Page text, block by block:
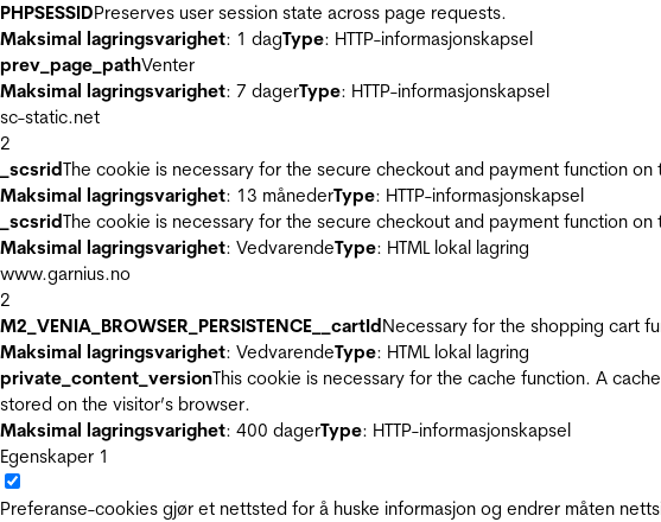
PHPSESSIDPreserves user session state across page requests.
Maksimal lagringsvarighet: 1 dagType: HTTP-informasjonskapsel
prev_page_pathVenter
Maksimal lagringsvarighet: 7 dagerType: HTTP-informasjonskapsel
sc-static.net
2
_scsridThe cookie is necessary for the secure checkout and payment function
Maksimal lagringsvarighet: 13 månederType: HTTP-informasjonskapsel
_scsridThe cookie is necessary for the secure checkout and payment function
Maksimal lagringsvarighet: VedvarendeType: HTML lokal lagring
www.garnius.no
2
M2_VENIA_BROWSER_PERSISTENCE__cartIdNecessary for the shopping cart
Maksimal lagringsvarighet: VedvarendeType: HTML lokal lagring
private_content_versionThis cookie is necessary for the cache function. A
stored on the visitor’s browser.
Maksimal lagringsvarighet: 400 dagerType: HTTP-informasjonskapsel
Egenskaper 1
Preferanse-cookies gjør et nettsted for å huske informasjon og endrer måten